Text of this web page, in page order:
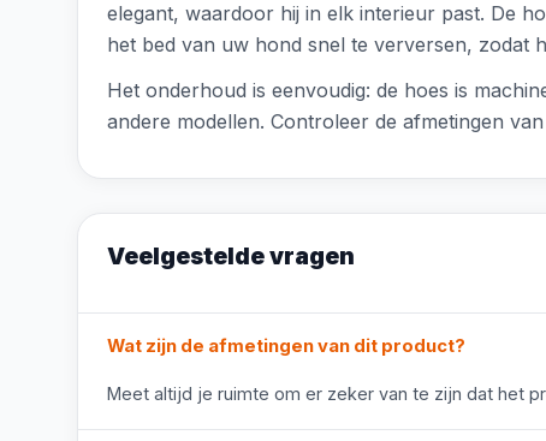
elegant, waardoor hij in elk interieur past. De
het bed van uw hond snel te verversen, zodat
Het onderhoud is eenvoudig: de hoes is
andere modellen. Controleer de afmetingen
Veelgestelde vragen
Wat zijn de afmetingen van dit product?
Meet altijd je ruimte om er zeker van te zijn dat het